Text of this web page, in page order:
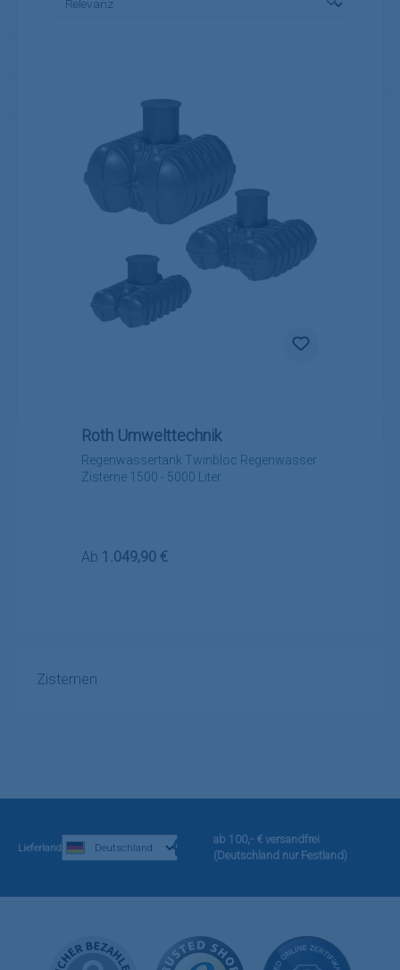
Regenwassertank Twinbloc Regenwasser
Zisterne 1500 - 5000 Liter
Roth Umwelttechnik
Regulärer Preis:
Ab 1.049,90 €
Zisternen
Lieferland
ab 100,- € versandfrei
(Deutschland nur Festland)